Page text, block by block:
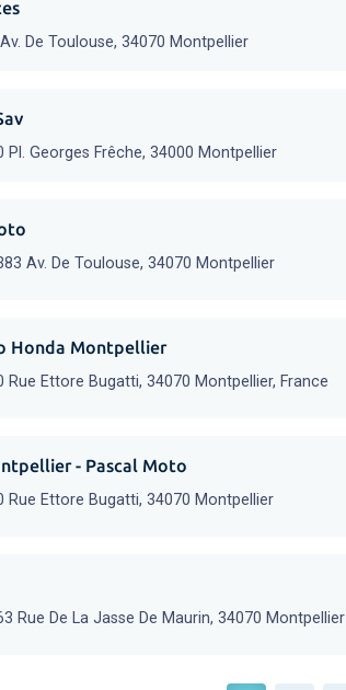
De Toulouse, 34070 Montpellier
Pl. Georges Frêche, 34000 Montpellier
Av. De Toulouse, 34070 Montpellier
Honda Montpellier
Rue Ettore Bugatti, 34070 Montpellier, France
- Pascal Moto
Rue Ettore Bugatti, 34070 Montpellier
Rue De La Jasse De Maurin, 34070 Montpellier